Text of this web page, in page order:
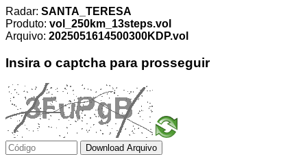
Radar: SANTA_TERESA
Produto: vol_250km_13steps.vol
Arquivo: 2025051614500300KDP.vol
Insira o captcha para prosseguir